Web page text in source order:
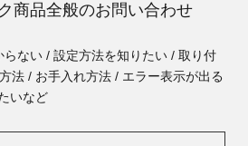
商品全般のお問い合わせ
ない / 設定方法を知りたい / 取り付
法 / お手入れ方法 / エラー表示が出る
いなど